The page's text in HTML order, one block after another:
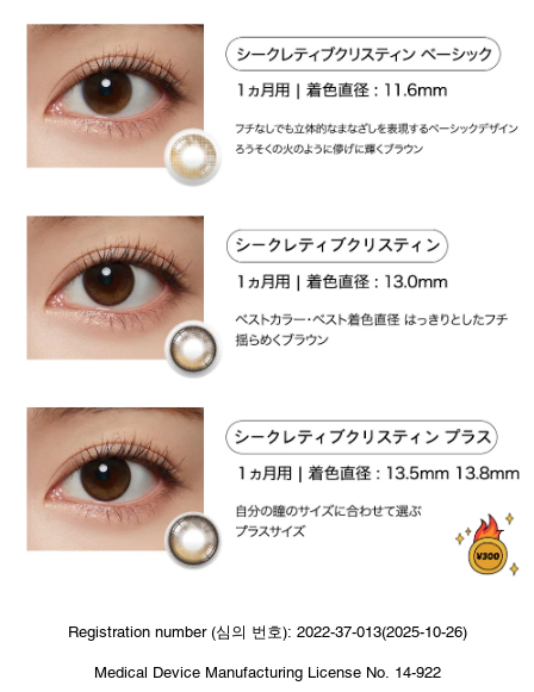
Registration number (심의 번호): 2022-37-013(2025-10-26)
Medical Device Manufacturing License No. 14-922